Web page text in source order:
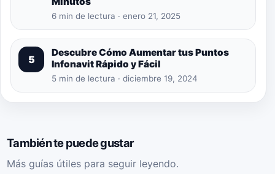
6 min de lectura · enero 21, 2025
5
Descubre Cómo Aumentar tus Puntos
Infonavit Rápido y Fácil
5 min de lectura · diciembre 19, 2024
También te puede gustar
Más guías útiles para seguir leyendo.